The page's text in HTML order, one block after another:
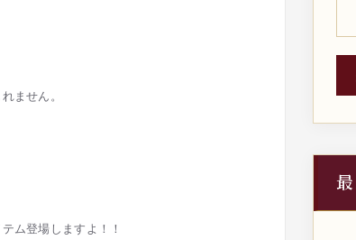
ません。
ム登場しますよ！！